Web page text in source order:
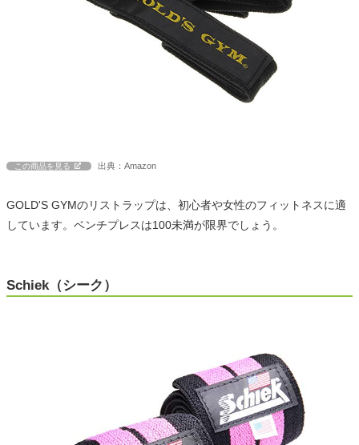
この商品を見る 出典：Amazon
GOLD'S GYMのリストラップは、初心者や女性のフィットネスに適
しています。ベンチプレスは100未満が限界でしょう。
Schiek（シーク）